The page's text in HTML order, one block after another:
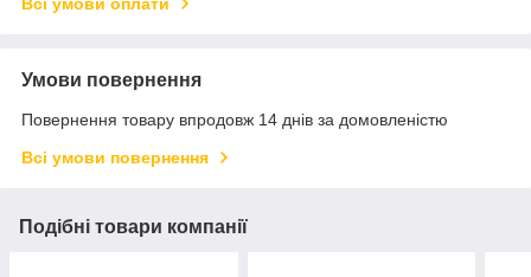
Всі умови оплати
Умови повернення
Повернення товару впродовж 14 днів за домовленістю
Всі умови повернення
Подібні товари компанії